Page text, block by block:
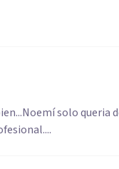
solo queria